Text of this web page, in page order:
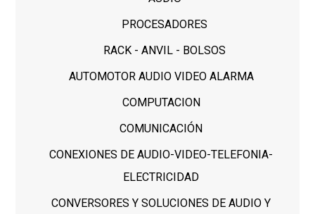
PROCESADORES
RACK - ANVIL - BOLSOS
AUTOMOTOR AUDIO VIDEO ALARMA
COMPUTACION
COMUNICACIÓN
CONEXIONES DE AUDIO-VIDEO-TELEFONIA-
ELECTRICIDAD
CONVERSORES Y SOLUCIONES DE AUDIO Y